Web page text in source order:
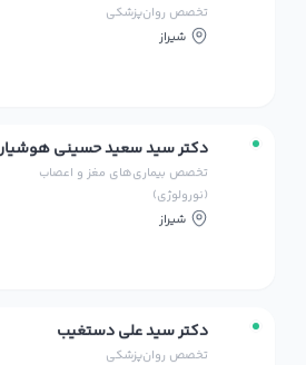
تخصص روان‌پزشکی
شیراز
دکتر سید سعید حسینی هوشیار
تخصص بیماری‌های مغز و اعصاب
(نورولوژی)
شیراز
دکتر سید علی دستغیب
تخصص روان‌پزشکی